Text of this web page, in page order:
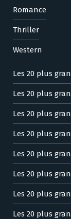
Romance
Thriller
Western
Les 20 plus
Les 20 plus
Les 20 plus
Les 20 plus
Les 20 plus
Les 20 plus
Les 20 plus
Les 20 plus